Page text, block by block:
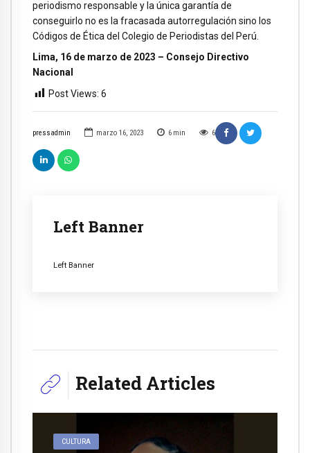
pressadmin marzo 16, 2023 6 min 6
Left Banner
Left Banner
periodismo responsable y la única garantía de
conseguirlo no es la fracasada autorregulación sino los
Códigos de Ética del Colegio de Periodistas del Perú.
Lima, 16 de marzo de 2023 – Consejo Directivo
Nacional
Post Views: 6
Related Articles
CULTURA